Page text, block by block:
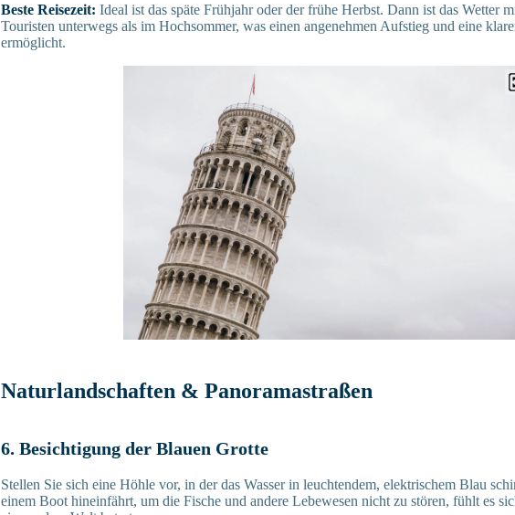
Beste Reisezeit: Ideal ist das späte Frühjahr oder der frühe Herbst. Dann ist das Wetter
Touristen unterwegs als im Hochsommer, was einen angenehmen Aufstieg und eine
ermöglicht.
Naturlandschaften & Panoramastraßen
6. Besichtigung der Blauen Grotte
Stellen Sie sich eine Höhle vor, in der das Wasser in leuchtendem, elektrischem Blau
einem Boot hineinfährt, um die Fische und andere Lebewesen nicht zu stören, fühlt es